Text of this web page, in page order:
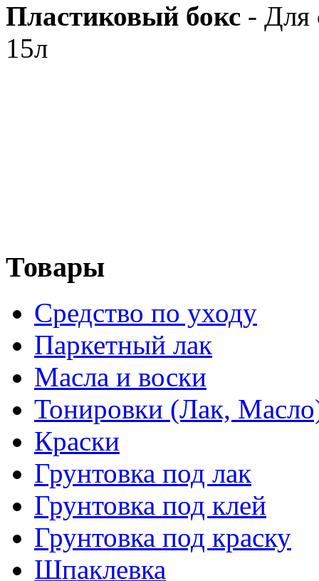
Пластиковый бокс - Для
15л
Товары
Средство по уходу
Паркетный лак
Масла и воски
Тонировки (Лак,
Краски
Грунтовка под лак
Грунтовка под клей
Грунтовка под краску
Шпаклевка